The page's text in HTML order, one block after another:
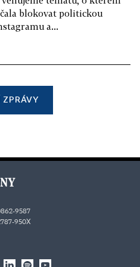
blokovat politickou
a...
ZPRÁVY
9587
950X